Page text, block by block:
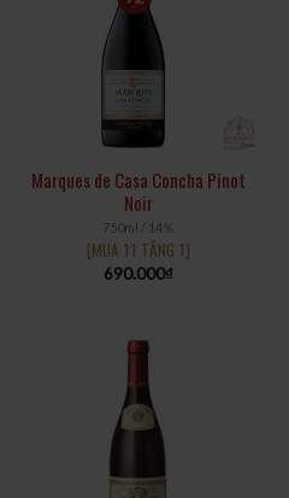
Marques de Casa Concha Pinot
Noir
750ml / 14%
[MUA 11 TẶNG 1]
690.000₫